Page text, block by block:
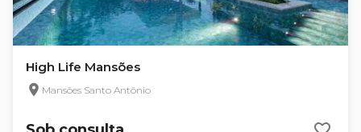
High Life Mansões
Mansões Santo Antônio